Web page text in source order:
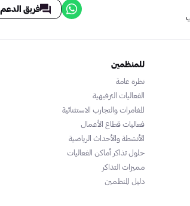
فريق الدعم
للمنظمين
نظرة عامة
الفعاليات الترفيهية
المغامرات والتجارب الاستثنائية
فعاليات قطاع الأعمال
الأنشطة والأحداث الرياضية
حلول تذاكر أماكن الفعاليات
مميزات التذاكر
دليل المنظمين